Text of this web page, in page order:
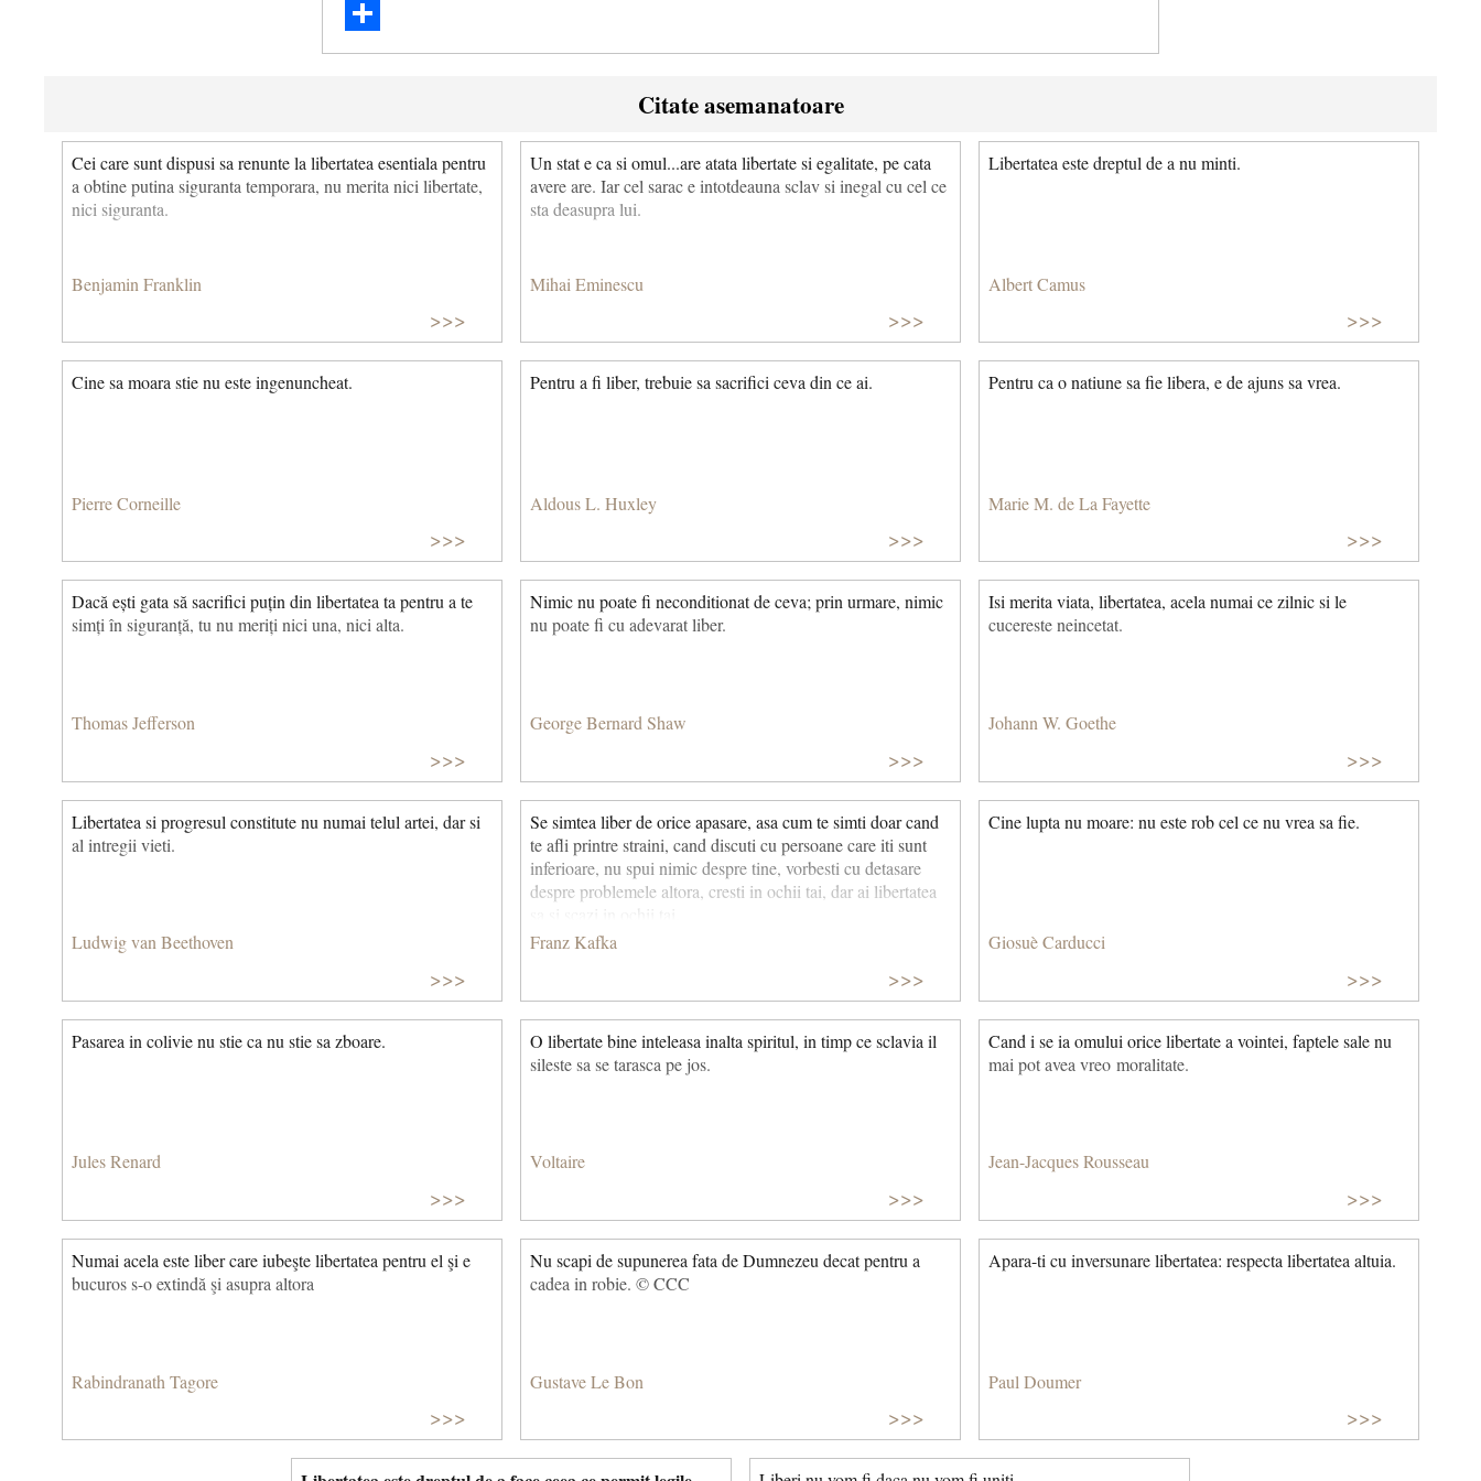
Email
Share
Citate asemanatoare
Cei care sunt dispusi sa renunte la libertatea esentiala pentru
a obtine putina siguranta temporara, nu merita nici libertate,
nici siguranta.
Benjamin Franklin
>>>
Un stat e ca si omul...are atata libertate si egalitate, pe cata
avere are. Iar cel sarac e intotdeauna sclav si inegal cu cel ce
sta deasupra lui.
Mihai Eminescu
>>>
Libertatea este dreptul de a nu minti.
Albert Camus
>>>
Cine sa moara stie nu este ingenuncheat.
Pierre Corneille
>>>
Pentru a fi liber, trebuie sa sacrifici ceva din ce ai.
Aldous L. Huxley
>>>
Pentru ca o natiune sa fie libera, e de ajuns sa vrea.
Marie M. de La Fayette
>>>
Dacă ești gata să sacrifici puțin din libertatea ta pentru a te
simți în siguranță, tu nu meriți nici una, nici alta.
Thomas Jefferson
>>>
Nimic nu poate fi neconditionat de ceva; prin urmare, nimic
nu poate fi cu adevarat liber.
George Bernard Shaw
>>>
Isi merita viata, libertatea, acela numai ce zilnic si le
cucereste neincetat.
Johann W. Goethe
>>>
Libertatea si progresul constitute nu numai telul artei, dar si
al intregii vieti.
Ludwig van Beethoven
>>>
Se simtea liber de orice apasare, asa cum te simti doar cand
te afli printre straini, cand discuti cu persoane care iti sunt
inferioare, nu spui nimic despre tine, vorbesti cu detasare
despre problemele altora, cresti in ochii tai, dar ai libertatea
sa si scazi in ochii tai.
Franz Kafka
>>>
Cine lupta nu moare: nu este rob cel ce nu vrea sa fie.
Giosuè Carducci
>>>
Pasarea in colivie nu stie ca nu stie sa zboare.
Jules Renard
>>>
O libertate bine inteleasa inalta spiritul, in timp ce sclavia il
sileste sa se tarasca pe jos.
Voltaire
>>>
Cand i se ia omului orice libertate a vointei, faptele sale nu
mai pot avea vreo moralitate.
Jean-Jacques Rousseau
>>>
Numai acela este liber care iubeşte libertatea pentru el şi e
bucuros s-o extindă şi asupra altora
Rabindranath Tagore
>>>
Nu scapi de supunerea fata de Dumnezeu decat pentru a
cadea in robie. © CCC
Gustave Le Bon
>>>
Apara-ti cu inversunare libertatea: respecta libertatea altuia.
Paul Doumer
>>>